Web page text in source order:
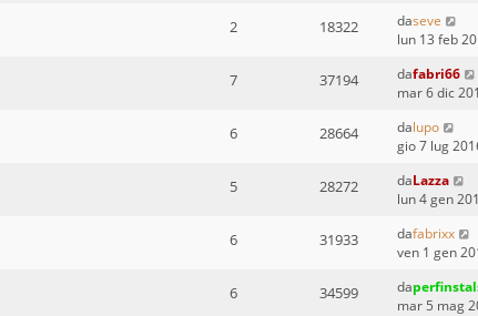
2 18322 daseve
lun 13 feb
7 37194 dafabri66
mar 6 dic
6 28664 dalupo
gio 7 lug
5 28272 daLazza
lun 4 gen
6 31933 dafabrixx
ven 1 gen
6 34599 da
mar 5 mag